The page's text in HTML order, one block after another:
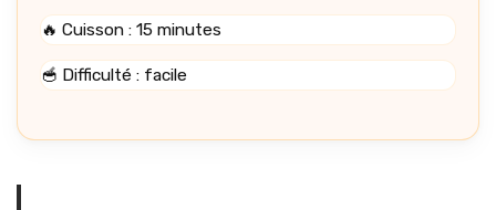
🔥 Cuisson : 15 minutes
🥣 Difficulté : facile